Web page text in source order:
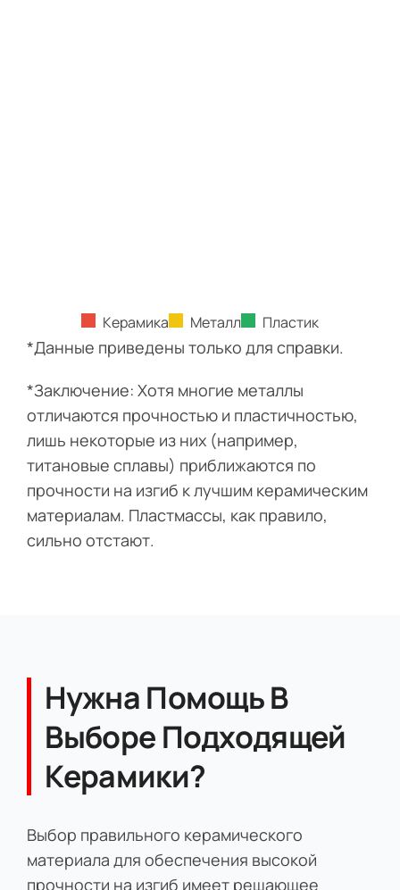
Керамика Металл Пластик
*Данные приведены только для справки.
*Заключение: Хотя многие металлы
отличаются прочностью и пластичностью,
лишь некоторые из них (например,
титановые сплавы) приближаются по
прочности на изгиб к лучшим керамическим
материалам. Пластмассы, как правило,
сильно отстают.
Нужна Помощь В
Выборе Подходящей
Керамики?
Выбор правильного керамического
материала для обеспечения высокой
прочности на изгиб имеет решающее